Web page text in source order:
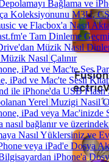
Bağlama ve
Koleksiyonunu M3U,
ve Flacbox'a Nasıl
Tam Dinleme
Müzik Nasıl
Nasıl Çalınır
iPad ve Mac'te Ses
iPad ve Mac'te Sesli
ile iPhone'da USB Flash
Yerel Muzigi Nasil
iPad veya Mac'inizde
nasıl bağlanır ve
Nasıl Yüklersiniz ve
veya iPad'e Dosya
iPhone'a